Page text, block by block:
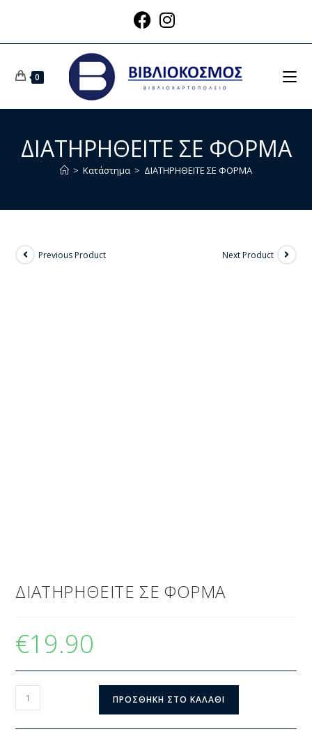
0
ΔΙΑΤΗΡΗΘΕΙΤΕ ΣΕ ΦΟΡΜΑ
> Κατάστημα > ΔΙΑΤΗΡΗΘΕΙΤΕ ΣΕ ΦΟΡΜΑ
Previous Product Next Product
ΔΙΑΤΗΡΗΘΕΙΤΕ ΣΕ ΦΟΡΜΑ
€19.90
ΠΡΟΣΘΉΚΗ ΣΤΟ ΚΑΛΆΘΙ